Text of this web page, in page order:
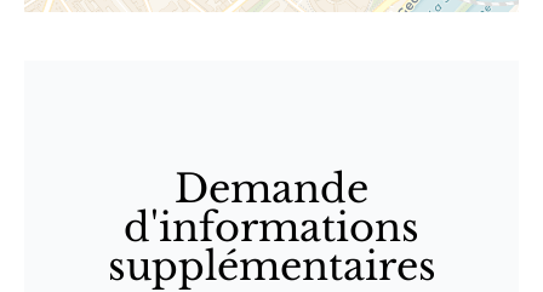
Demande
d'informations
supplémentaires